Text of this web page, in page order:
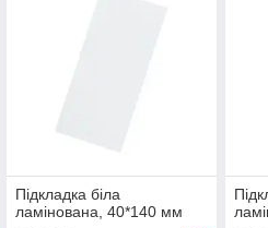
Підкладка біла
ламінована, 40*140 мм